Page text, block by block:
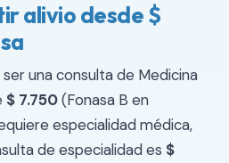
alivio desde $
una consulta de Medicina
$ 7.750(Fonasa B en
especialidad médica,
de especialidad es $